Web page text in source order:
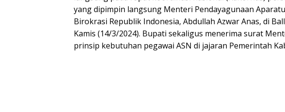
yang dipimpin langsung Menteri Pendayagunaan
Birokrasi Republik Indonesia, Abdullah Azwar Anas, di
Kamis (14/3/2024). Bupati sekaligus menerima surat
prinsip kebutuhan pegawai ASN di jajaran Pemerintah